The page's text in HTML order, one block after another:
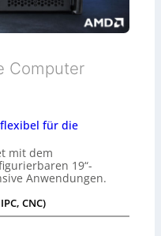
Computer
für die
mit dem
19“-
Anwendungen.
CNC)